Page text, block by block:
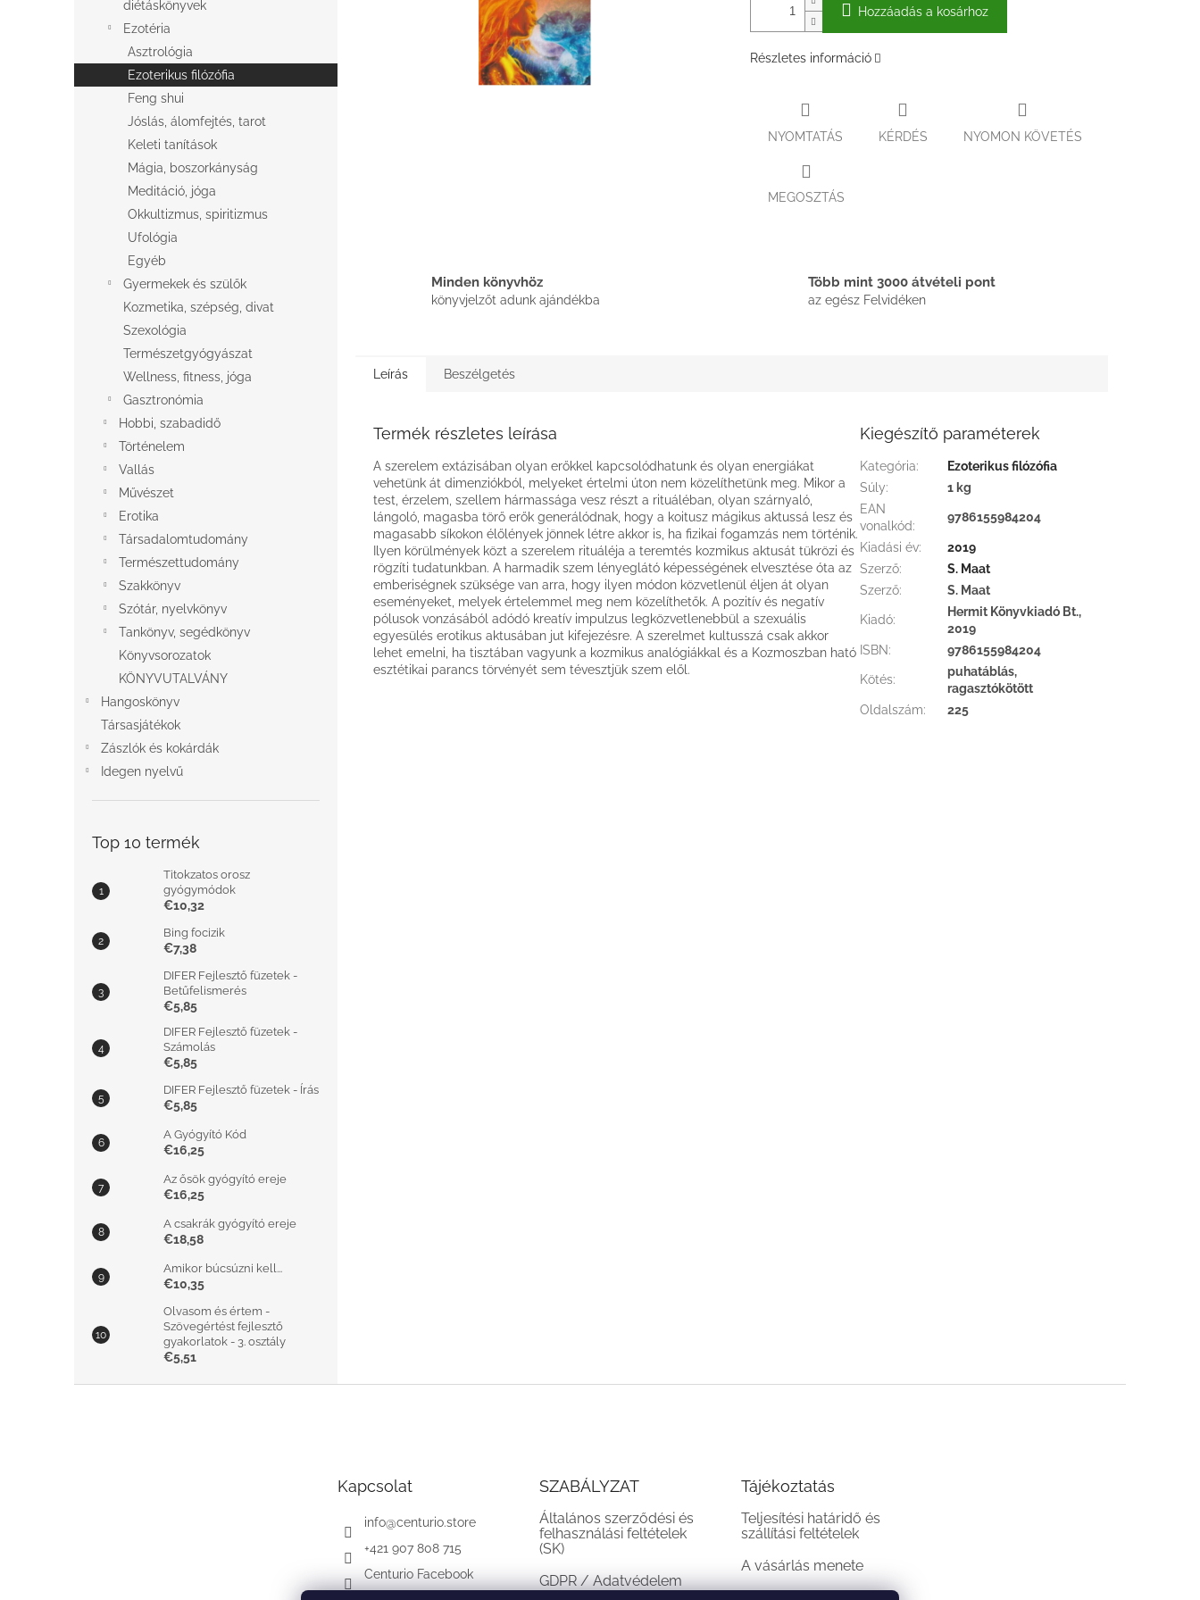
diétáskönyvek
Ezotéria
Asztrológia
Ezoterikus filózófia
Feng shui
Jóslás, álomfejtés, tarot
Keleti tanítások
Mágia, boszorkányság
Meditáció, jóga
Okkultizmus, spiritizmus
Ufológia
Egyéb
Gyermekek és szülők
Kozmetika, szépség, divat
Szexológia
Természetgyógyászat
Wellness, fitness, jóga
Gasztronómia
Hobbi, szabadidő
Történelem
Vallás
Művészet
Erotika
Társadalomtudomány
Természettudomány
Szakkönyv
Szótár, nyelvkönyv
Tankönyv, segédkönyv
Könyvsorozatok
KÖNYVUTALVÁNY
Hangoskönyv
Társasjátékok
Zászlók és kokárdák
Idegen nyelvű
Top 10 termék
Titokzatos orosz
gyógymódok
€10,32
Bing focizik
€7,38
DIFER Fejlesztő füzetek -
Betűfelismerés
€5,85
DIFER Fejlesztő füzetek -
Számolás
€5,85
DIFER Fejlesztő füzetek - Írás
€5,85
A Gyógyító Kód
€16,25
Az ősök gyógyító ereje
€16,25
A csakrák gyógyító ereje
€18,58
Amikor búcsúzni kell...
€10,35
Olvasom és értem -
Szövegértést fejlesztő
gyakorlatok - 3. osztály
€5,51
Hozzáadás a kosárhoz
Részletes információ
NYOMTATÁS KÉRDÉS NYOMON KÖVETÉS
MEGOSZTÁS
Minden könyvhöz
könyvjelzőt adunk ajándékba
Több mint 3000 átvételi pont
az egész Felvidéken
Leírás Beszélgetés
Termék részletes leírása
A szerelem extázisában olyan erőkkel kapcsolódhatunk és olyan energiákat
vehetünk át dimenziókból, melyeket értelmi úton nem közelíthetünk meg. Mikor a
test, érzelem, szellem hármassága vesz részt a rituáléban, olyan szárnyaló,
lángoló, magasba törő erők generálódnak, hogy a koitusz mágikus aktussá lesz és
magasabb síkokon élőlények jönnek létre akkor is, ha fizikai fogamzás nem történik.
Ilyen körülmények közt a szerelem rituáléja a teremtés kozmikus aktusát tükrözi és
rögzíti tudatunkban. A harmadik szem lényeglátó képességének elvesztése óta az
emberiségnek szüksége van arra, hogy ilyen módon közvetlenül éljen át olyan
eseményeket, melyek értelemmel meg nem közelíthetők. A pozitív és negatív
pólusok vonzásából adódó kreatív impulzus legközvetlenebbül a szexuális
egyesülés erotikus aktusában jut kifejezésre. A szerelmet kultusszá csak akkor
lehet emelni, ha tisztában vagyunk a kozmikus analógiákkal és a Kozmoszban ható
esztétikai parancs törvényét sem tévesztjük szem elől.
Kiegészítő paraméterek
Kategória:
Ezoterikus filózófia
Súly:
1 kg
EAN
vonalkód:
9786155984204
Kiadási év:
2019
Szerző:
S. Maat
Szerző: S. Maat
Kiadó:
Hermit Könyvkiadó Bt.,
2019
ISBN: 9786155984204
Kötés:
puhatáblás,
ragasztókötött
Oldalszám: 225
Kapcsolat
info@centurio.store
+421 907 808 715
Centurio Facebook
SZABÁLYZAT
Általános szerződési és
felhasználási feltételek
(SK)
GDPR / Adatvédelem
(SK)
Tájékoztatás
Teljesítési határidő és
szállítási feltételek
A vásárlás menete